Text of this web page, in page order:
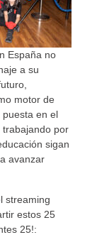
España no
a su
motor de
en el
trabajando por
sigan
avanzar
streaming
estos 25
25!: